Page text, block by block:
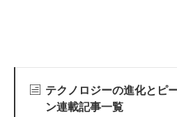
テクノロジーの進化とピ
ン連載記事一覧